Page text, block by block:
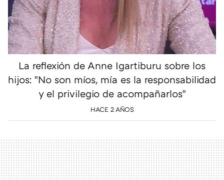
La reflexión de Anne Igartiburu sobre los
hijos: "No son míos, mía es la responsabilidad
y el privilegio de acompañarlos"
HACE 2 AÑOS